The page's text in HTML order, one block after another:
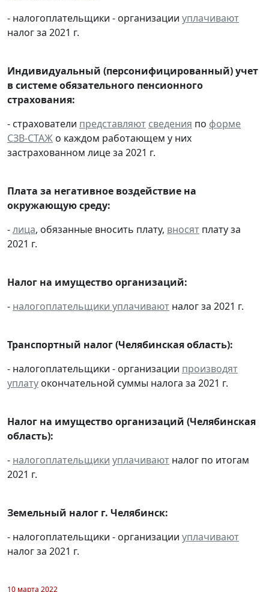
- налогоплательщики - организации уплачивают
налог за 2021 г.
Индивидуальный (персонифицированный) учет
в системе обязательного пенсионного
страхования:
- страхователи представляют сведения по форме
СЗВ-СТАЖ о каждом работающем у них
застрахованном лице за 2021 г.
Плата за негативное воздействие на
окружающую среду:
-лица, обязанные вносить плату, вносят плату за
2021 г.
Налог на имущество организаций:
- налогоплательщики уплачивают налог за 2021 г.
Транспортный налог (Челябинская область):
- налогоплательщики - организации производят
уплату окончательной суммы налога за 2021 г.
Налог на имущество организаций (Челябинская
область):
- налогоплательщики уплачивают налог по итогам
2021 г.
Земельный налог г. Челябинск:
- налогоплательщики - организации уплачивают
налог за 2021 г.
10 марта 2022